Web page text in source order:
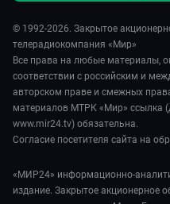
© 1992-2026. Закрытое
телерадиокомпания «Мир»
Все права на любые материалы,
соответствии с российским и
авторском праве и смежных
материалов МТРК «Мир» ссылка
www.mir24.tv) обязательна.
Согласие посетителя сайта на
«МИР24» информационно-
издание. Закрытое акционерное